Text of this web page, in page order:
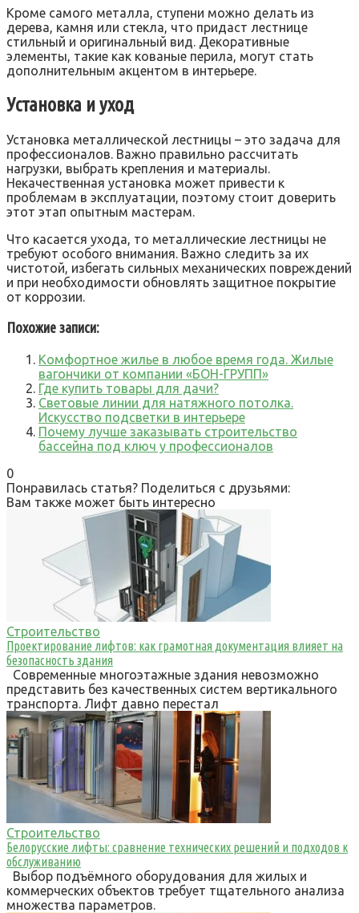
Кроме самого металла, ступени можно делать из
дерева, камня или стекла, что придаст лестнице
стильный и оригинальный вид. Декоративные
элементы, такие как кованые перила, могут стать
дополнительным акцентом в интерьере.
Установка и уход
Установка металлической лестницы – это задача для
профессионалов. Важно правильно рассчитать
нагрузки, выбрать крепления и материалы.
Некачественная установка может привести к
проблемам в эксплуатации, поэтому стоит доверить
этот этап опытным мастерам.
Что касается ухода, то металлические лестницы не
требуют особого внимания. Важно следить за их
чистотой, избегать сильных механических повреждений
и при необходимости обновлять защитное покрытие
от коррозии.
Похожие записи:
Комфортное жилье в любое время года. Жилые
вагончики от компании «БОН-ГРУПП»
Где купить товары для дачи?
Световые линии для натяжного потолка.
Искусство подсветки в интерьере
Почему лучше заказывать строительство
бассейна под ключ у профессионалов
0
Понравилась статья? Поделиться с друзьями:
Вам также может быть интересно
Строительство
Проектирование лифтов: как грамотная документация влияет на
безопасность здания
Современные многоэтажные здания невозможно
представить без качественных систем вертикального
транспорта. Лифт давно перестал
Строительство
Белорусские лифты: сравнение технических решений и подходов к
обслуживанию
Выбор подъёмного оборудования для жилых и
коммерческих объектов требует тщательного анализа
множества параметров.